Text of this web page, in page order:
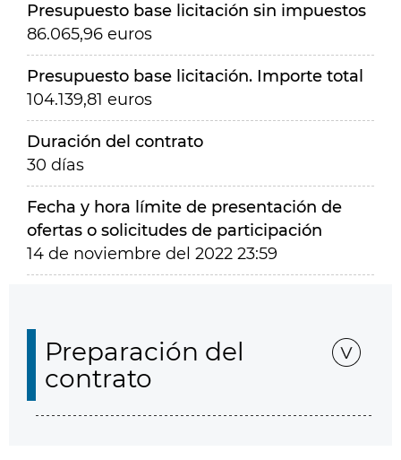
Presupuesto base licitación sin impuestos
86.065,96 euros
Presupuesto base licitación. Importe total
104.139,81 euros
Duración del contrato
30 días
Fecha y hora límite de presentación de
ofertas o solicitudes de participación
14 de noviembre del 2022 23:59
Preparación del
contrato